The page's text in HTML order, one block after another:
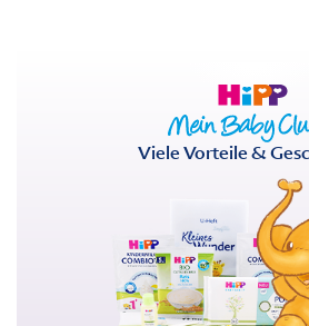
Viele Vorteile &